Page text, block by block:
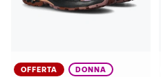
OFFERTA DONNA